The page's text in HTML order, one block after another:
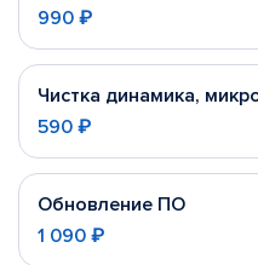
990 ₽
Чистка динамика,
590 ₽
Обновление ПО
1 090 ₽